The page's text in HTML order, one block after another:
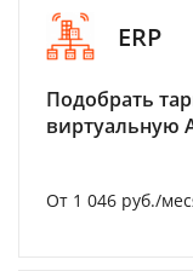
ERP
Подобрать
виртуальную
От 1 046 руб./